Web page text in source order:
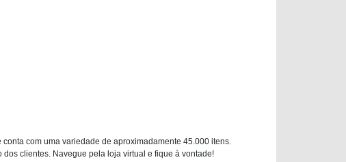
com uma variedade de aproximadamente 45.000 itens.
clientes. Navegue pela loja virtual e fique à vontade!